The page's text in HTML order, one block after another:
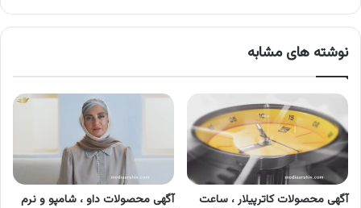
نوشته های مشابه
آگهی محصولات کاترپیلار ، ساعت
آگهی محصولات داو ، شامپو و نرم